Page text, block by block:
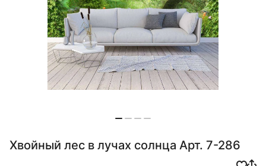
Хвойный лес в лучах солнца Арт. 7-286